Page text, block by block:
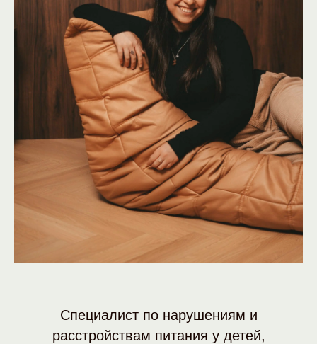
Специалист по нарушениям и
расстройствам питания у детей,